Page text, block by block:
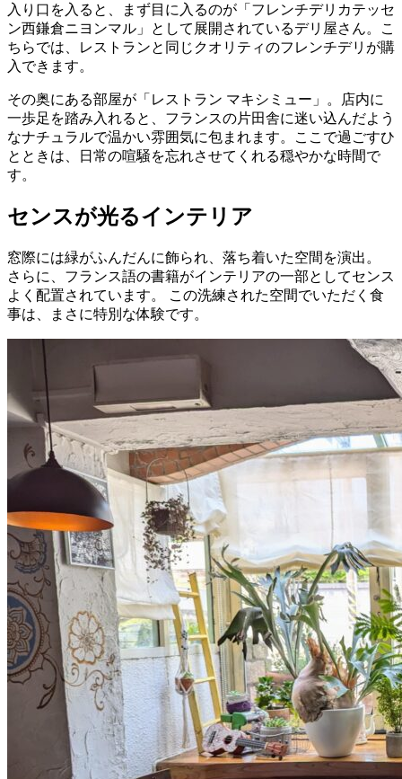
入り口を入ると、まず目に入るのが「フレンチデリカテッセ
ン西鎌倉ニヨンマル」として展開されているデリ屋さん。こ
ちらでは、レストランと同じクオリティのフレンチデリが購
入できます。
その奥にある部屋が「レストラン マキシミュー」。店内に
一歩足を踏み入れると、フランスの片田舎に迷い込んだよう
なナチュラルで温かい雰囲気に包まれます。ここで過ごすひ
とときは、日常の喧騒を忘れさせてくれる穏やかな時間で
す。
センスが光るインテリア
窓際には緑がふんだんに飾られ、落ち着いた空間を演出。
さらに、フランス語の書籍がインテリアの一部としてセンス
よく配置されています。 この洗練された空間でいただく食
事は、まさに特別な体験です。